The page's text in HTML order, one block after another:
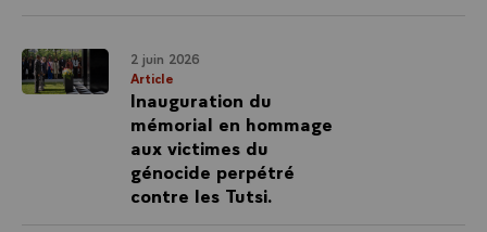
2 juin 2026
Article
Inauguration du
mémorial en hommage
aux victimes du
génocide perpétré
contre les Tutsi.